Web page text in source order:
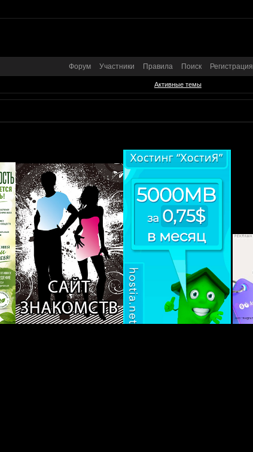
Форум Участники Правила Поиск Регистрация
Активные темы